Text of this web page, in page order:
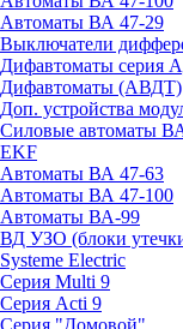
Автоматы ВА 47-29
Выключатели
Дифавтоматы
Дифавтоматы (АВДТ)
Доп. устройства
Силовые автоматы
EKF
Автоматы ВА 47-63
Автоматы ВА 47-100
Автоматы ВА-99
ВД УЗО (блоки
Systeme Electric
Серия Multi 9
Серия Acti 9
Серия "Домовой"